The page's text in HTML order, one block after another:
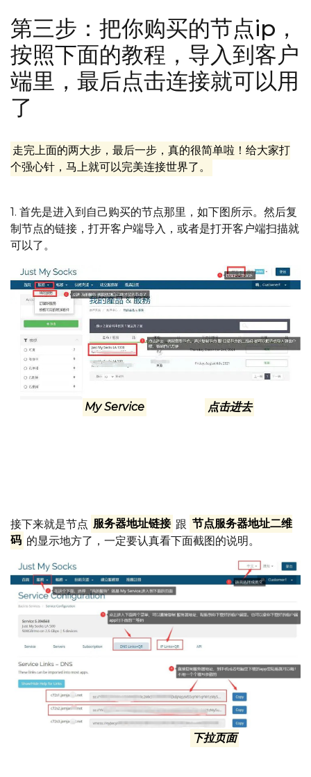
第三步：把你购买的节点ip，
按照下面的教程，导入到客户
端里，最后点击连接就可以用
了
走完上面的两大步，最后一步，真的很简单啦！给大家打
个强心针，马上就可以完美连接世界了。
1. 首先是进入到自己购买的节点那里，如下图所示。然后复
制节点的链接，打开客户端导入，或者是打开客户端扫描就
可以了。
My Service 点击进去
接下来就是节点 服务器地址链接 跟 节点服务器地址二维
码 的显示地方了，一定要认真看下面截图的说明。
下拉页面